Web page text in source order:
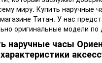
миру. Купить наручные
Титан. У нас
оригинальные модели
наручные часы
характеристики